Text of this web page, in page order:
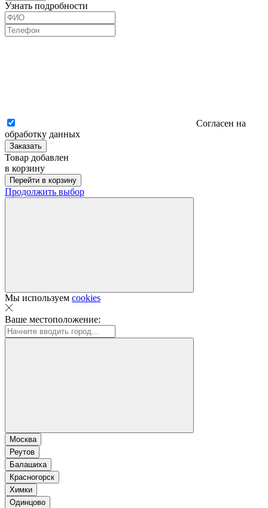
Узнать подробности
Согласен на
обработку данных
Заказать
Товар добавлен
в корзину
Перейти в корзину
Продолжить выбор
Мы используем cookies
Ваше местоположение:
Москва
Реутов
Балашиха
Красногорск
Химки
Одинцово